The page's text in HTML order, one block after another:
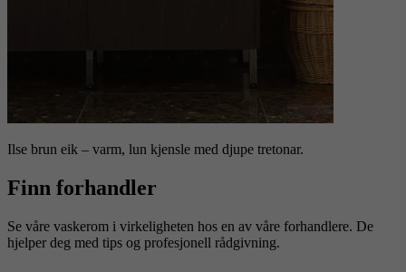
Ilse brun eik – varm, lun kjensle med djupe tretonar.
Finn forhandler
Se våre vaskerom i virkeligheten hos en av våre forhandlere. De
hjelper deg med tips og profesjonell rådgivning.